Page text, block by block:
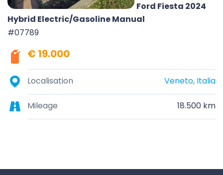
Ford Fiesta 2024
Hybrid Electric/Gasoline Manual
#07789
€ 19.000
Localisation Veneto, Italia
Mileage 18.500 km